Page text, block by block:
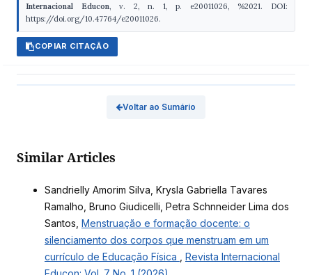
Internacional Educon, v. 2, n. 1, p. e20011026, %2021. DOI:
https://doi.org/10.47764/e20011026.
COPIAR CITAÇÃO
Voltar ao Sumário
Similar Articles
Sandrielly Amorim Silva, Krysla Gabriella Tavares
Ramalho, Bruno Giudicelli, Petra Schnneider Lima dos
Santos, Menstruação e formação docente: o
silenciamento dos corpos que menstruam em um
currículo de Educação Física
Revista Internacional